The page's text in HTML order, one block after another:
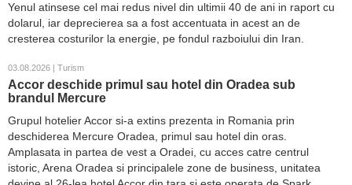
Yenul atinsese cel mai redus nivel din ultimii 40 de ani in raport cu
dolarul, iar deprecierea sa a fost accentuata in acest an de
cresterea costurilor la energie, pe fondul razboiului din Iran.
03.08.2026 | Turism
Accor deschide primul sau hotel din Oradea sub
brandul Mercure
Grupul hotelier Accor si-a extins prezenta in Romania prin
deschiderea Mercure Oradea, primul sau hotel din oras.
Amplasata in partea de vest a Oradei, cu acces catre centrul
istoric, Arena Oradea si principalele zone de business, unitatea